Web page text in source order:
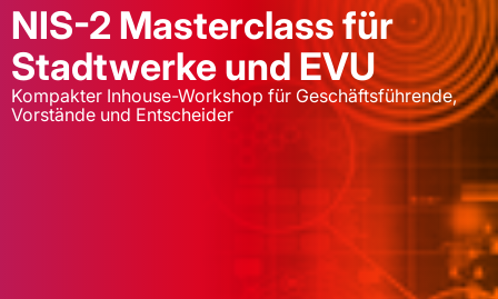
NIS-2 Masterclass für
Stadtwerke und EVU
Kompakter Inhouse-Workshop für Geschäftsführende,
Vorstände und Entscheider